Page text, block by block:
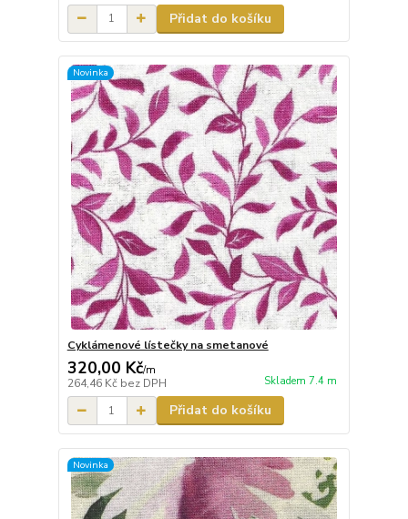
Přidat do košíku
Novinka
Cyklámenové lístečky na smetanové
320,00 Kč/m
264,46 Kč bez DPH Skladem 7.4 m
Přidat do košíku
Novinka